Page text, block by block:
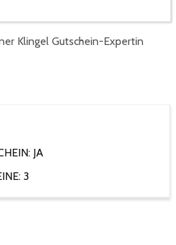
Klingel Gutschein-Expertin
JA
3